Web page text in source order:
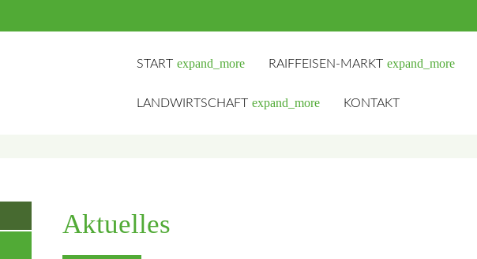
START expand_more RAIFFEISEN-MARKT expand_more
LANDWIRTSCHAFT expand_more KONTAKT
Aktuelles